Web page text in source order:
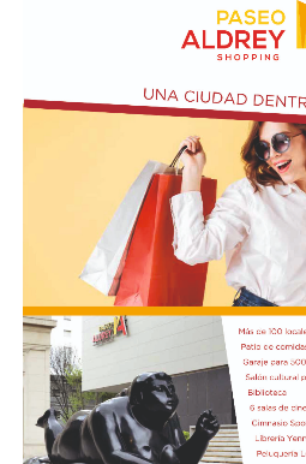
El vendero 13 de agosto se
desaparición física del ex
en la ruta 88, a pocos kilómetros
Junto con el intendente de
tres docentes que, luego se
automóvil pocos kilómetros
haciendo dedo. La colisión
sobrevivió el chofer del camión.
El hall del Palacio Comunal fue
sus restos y ante el cual desfiló
aquel momento, incluyendo a la
habían dado sus primeros
el liderazgo de “Coco”